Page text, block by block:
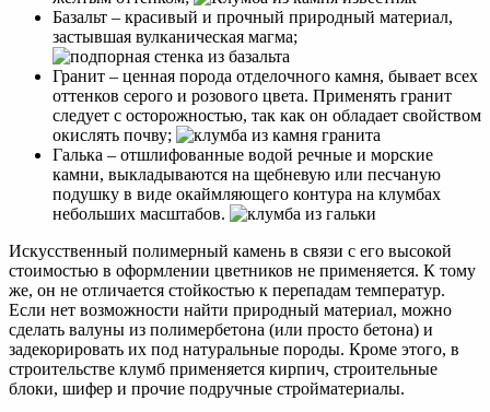
Базальт – красивый и прочный природный материал,
застывшая вулканическая магма;
Гранит – ценная порода отделочного камня, бывает всех
оттенков серого и розового цвета. Применять гранит
следует с осторожностью, так как он обладает свойством
окислять почву;
Галька – отшлифованные водой речные и морские
камни, выкладываются на щебневую или песчаную
подушку в виде окаймляющего контура на клумбах
небольших масштабов.
Искусственный полимерный камень в связи с его высокой
стоимостью в оформлении цветников не применяется. К тому
же, он не отличается стойкостью к перепадам температур.
Если нет возможности найти природный материал, можно
сделать валуны из полимербетона (или просто бетона) и
задекорировать их под натуральные породы. Кроме этого, в
строительстве клумб применяется кирпич, строительные
блоки, шифер и прочие подручные стройматериалы.